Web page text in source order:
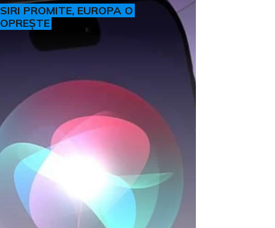
SIRI PROMITE, EUROPA O
OPREȘTE